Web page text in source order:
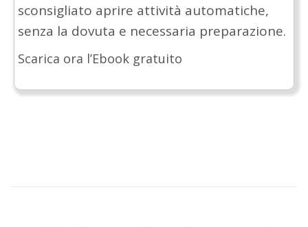
sconsigliato aprire attività automatiche,
senza la dovuta e necessaria preparazione.
Scarica ora l’Ebook gratuito